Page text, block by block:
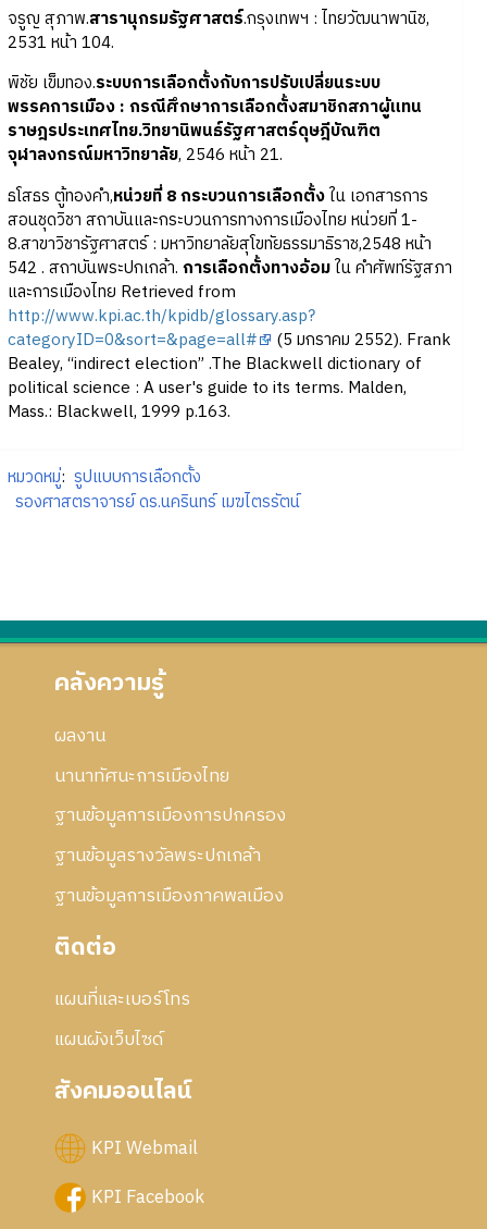
จรูญ สุภาพ.สารานุกรมรัฐศาสตร์.กรุงเทพฯ : ไทยวัฒนาพานิช,
2531 หน้า 104.
พิชัย เข็มทอง.ระบบการเลือกตั้งกับการปรับเปลี่ยนระบบ
พรรคการเมือง : กรณีศึกษาการเลือกตั้งสมาชิกสภาผู้แทน
ราษฎรประเทศไทย.วิทยานิพนธ์รัฐศาสตร์ดุษฎีบัณฑิต
จุฬาลงกรณ์มหาวิทยาลัย, 2546 หน้า 21.
ธโสธร ตู้ทองคำ,หน่วยที่ 8 กระบวนการเลือกตั้งใน เอกสารการ
สอนชุดวิชา สถาบันและกระบวนการทางการเมืองไทย หน่วยที่ 1-
8.สาขาวิชารัฐศาสตร์ : มหาวิทยาลัยสุโขทัยธรรมาธิราช,2548 หน้า
542 . สถาบันพระปกเกล้า. การเลือกตั้งทางอ้อมใน คำศัพท์รัฐสภา
และการเมืองไทย Retrieved from
http://www.kpi.ac.th/kpidb/glossary.asp?
categoryID=0&sort=&page=all#
(5 มกราคม 2552). Frank
Bealey, “indirect election” .The Blackwell dictionary of
political science : A user's guide to its terms. Malden,
Mass.: Blackwell, 1999 p.163.
หมวดหมู่: รูปแบบการเลือกตั้ง
รองศาสตราจารย์ ดร.นครินทร์ เมฆไตรรัตน์
คลังความรู้
ผลงาน
นานาทัศนะการเมืองไทย
ฐานข้อมูลการเมืองการปกครอง
ฐานข้อมูลรางวัลพระปกเกล้า
ฐานข้อมูลการเมืองภาคพลเมือง
ติดต่อ
แผนที่และเบอร์โทร
แผนผังเว็บไซด์
สังคมออนไลน์
KPI Webmail
KPI Facebook